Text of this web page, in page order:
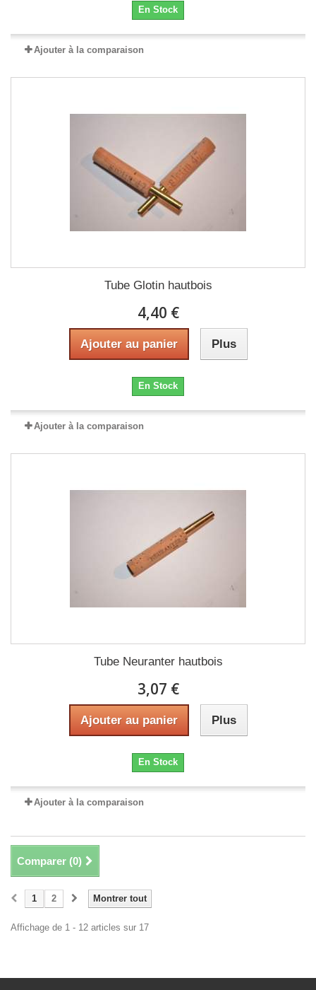
En Stock
Ajouter à la comparaison
Tube Glotin hautbois
4,40 €
Ajouter au panier Plus
En Stock
Ajouter à la comparaison
Tube Neuranter hautbois
3,07 €
Ajouter au panier Plus
En Stock
Ajouter à la comparaison
Comparer (0)
Montrer tout
1 2
Affichage de 1 - 12 articles sur 17